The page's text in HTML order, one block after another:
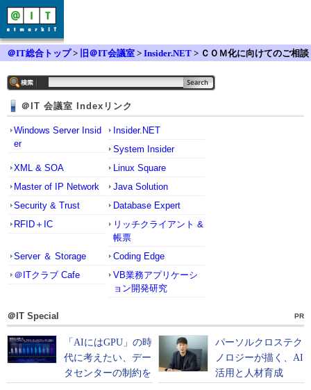
＠IT総合トップ> 旧＠IT会議室 > Insider.NET > ＣＯＭ化に向けてのご相談
＠IT 会議室 Indexリンク
Windows Server Insid
er
Insider.NET
System Insider
XML & SOA
Linux Square
Master of IP Network
Java Solution
Security & Trust
Database Expert
RFID＋IC
リッチクライアント &
帳票
Server ＆ Storage
Coding Edge
＠ITクラブ Cafe
VB業務アプリケーシ
ョン開発研究
＠IT Special PR